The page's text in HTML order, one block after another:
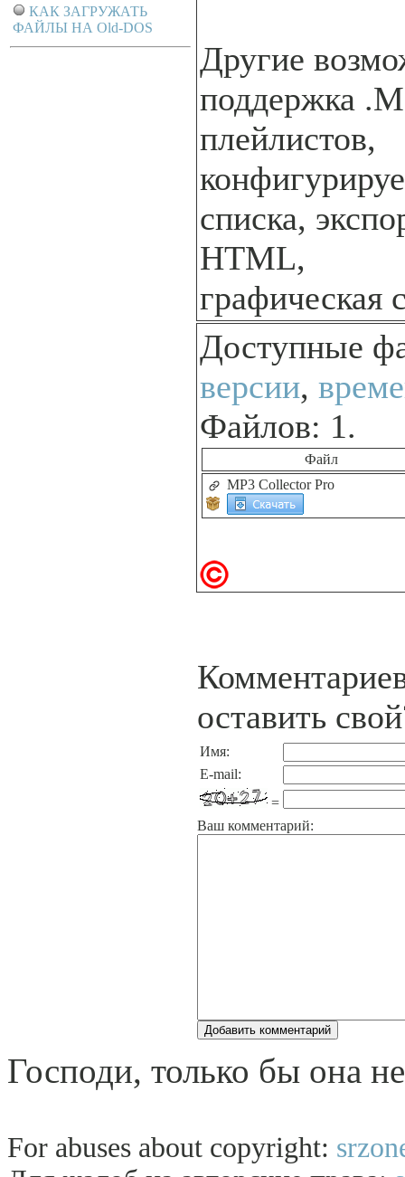
КАК ЗАГРУЖАТЬ
ФАЙЛЫ НА Old-DOS
Другие
поддержка
плейлистов,
списка,
HTML,
графическая
Доступные
версии,
Файлов: 1.
Файл
MP3 Collector Pro
оставить
Имя:
E-mail:
=
Ваш комментарий:
Господи, только бы она
For abuses about copyright: